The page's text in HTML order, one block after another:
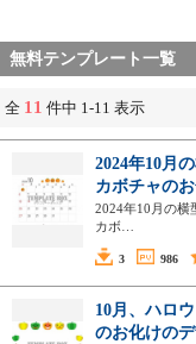
無料テンプレート一覧
全 11 件中 1-11 表示
2024年10月
カボチャの
2024年10月の横
カボ…
3 986
10月、ハロ
のお化けの